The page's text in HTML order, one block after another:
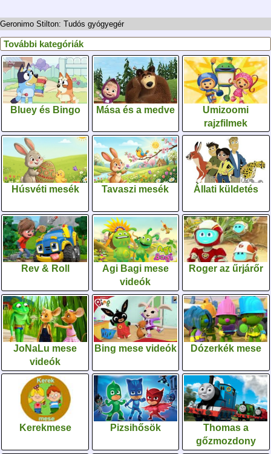
Geronimo Stilton: Tudós gyógyegér
További kategóriák
Bluey és Bingo Mása és a medve
Umizoomi
rajzfilmek
Húsvéti mesék Tavaszi mesék Állati küldetés
Rev & Roll
Agi Bagi mese
videók
Roger az űrjárőr
JoNaLu mese
videók
Bing mese videók Dózerkék mese
Kerekmese Pizsihősök
Thomas a
gőzmozdony